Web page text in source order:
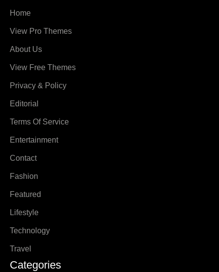
Home
View Pro Themes
About Us
View Free Themes
Privacy & Policy
Editorial
Terms Of Service
Entertainment
Contact
Fashion
Featured
Lifestyle
Technology
Travel
Categories